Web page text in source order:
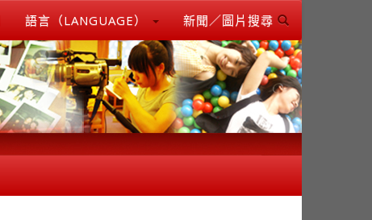
語言（LANGUAGE） 新聞／圖片搜尋